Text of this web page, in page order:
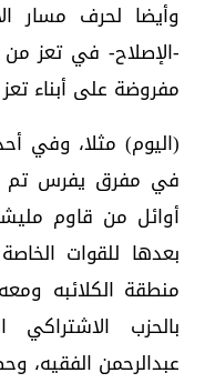
وأيضا لحرف مسار
-الإصلاح- في تعز
مفروضة على أبناء
(اليوم) مثلا، وفي
في مفرق يفرس تم
أوائل من قاوم
بعدها للقوات
منطقة الكلائبه
بالحزب
عبدالرحمن الفقيه،